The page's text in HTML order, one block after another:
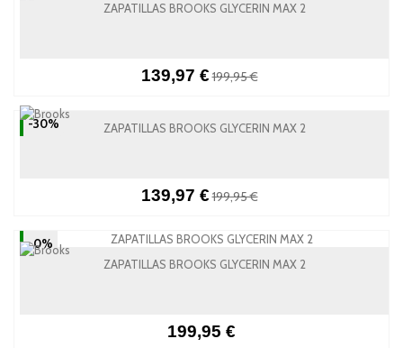
ZAPATILLAS BROOKS GLYCERIN MAX 2
139,97 €199,95 €
-30% ZAPATILLAS BROOKS GLYCERIN MAX 2
139,97 €199,95 €
-0%
ZAPATILLAS BROOKS GLYCERIN MAX 2
199,95 €